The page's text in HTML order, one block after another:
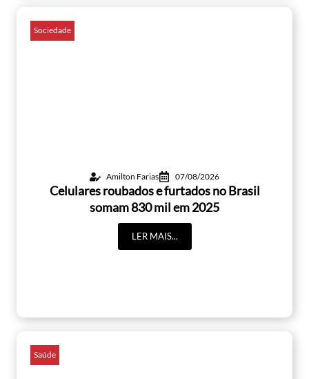
Sociedade
Amilton Farias 07/08/2026
Celulares roubados e furtados no Brasil
somam 830 mil em 2025
LER MAIS...
Saúde